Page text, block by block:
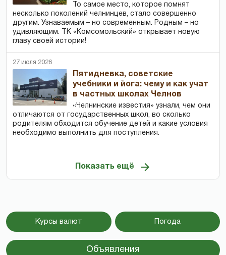
То самое место, которое помнят
несколько поколений челнинцев, стало совершенно
другим. Узнаваемым – но современным. Родным – но
удивляющим. ТК «Комсомольский» открывает новую
главу своей истории!
27 июля 2026
Пятидневка, советские
учебники и йога: чему и как учат
в частных школах Челнов
«Челнинские известия» узнали, чем они
отличаются от государственных школ, во сколько
родителям обходится обучение детей и какие условия
необходимо выполнить для поступления.
Показать ещё
Курсы валют Погода
Объявления